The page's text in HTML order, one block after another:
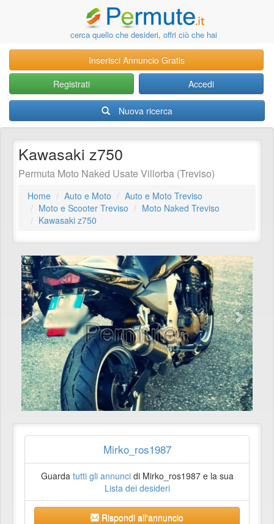
cerca quello che desideri, offri ciò che hai
Inserisci Annuncio Gratis
Registrati
Accedi
Nuova ricerca
Kawasaki z750
Permuta Moto Naked Usate Villorba (Treviso)
Home Auto e Moto
Auto e Moto Treviso
Moto e Scooter Treviso
Moto Naked Treviso
Kawasaki z750
Mirko_ros1987
Guarda tutti gli annuncidi Mirko_ros1987 e la sua
Lista dei desideri
Rispondi all'annuncio